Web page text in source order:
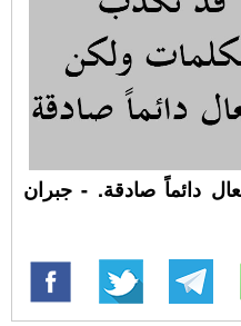
دائماً صادقة. - جبران